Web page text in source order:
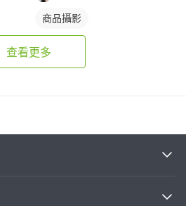
商品攝影
查看更多